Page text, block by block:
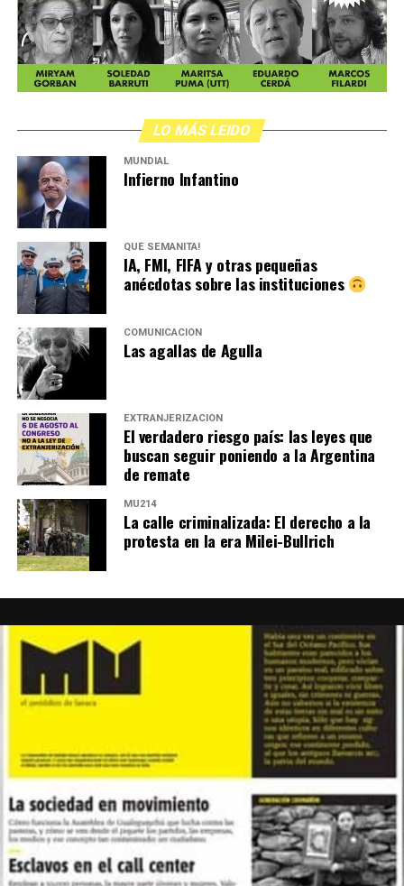
LO MÁS LEIDO
MUNDIAL
Infierno Infantino
QUÉ SEMANITA!
IA, FMI, FIFA y otras pequeñas
anécdotas sobre las instituciones
COMUNICACIÓN
Las agallas de Agulla
EXTRANJERIZACIÓN
El verdadero riesgo país: las leyes que
buscan seguir poniendo a la Argentina
de remate
MU214
La calle criminalizada: El derecho a la
protesta en la era Milei-Bullrich